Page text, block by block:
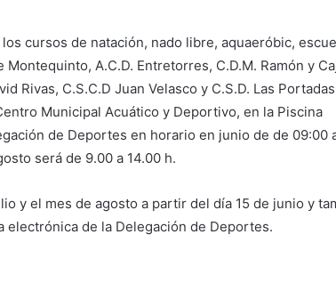
cursos de natación, nado libre, aquaeróbic,
A.C.D. Entretorres, C.D.M. Ramón y
Rivas, C.S.C.D Juan Velasco y C.S.D. Las
Municipal Acuático y Deportivo, en la Piscina
de Deportes en horario en junio de de 09:00
será de 9.00 a 14.00 h.
y el mes de agosto a partir del día 15 de junio y
de la Delegación de Deportes.